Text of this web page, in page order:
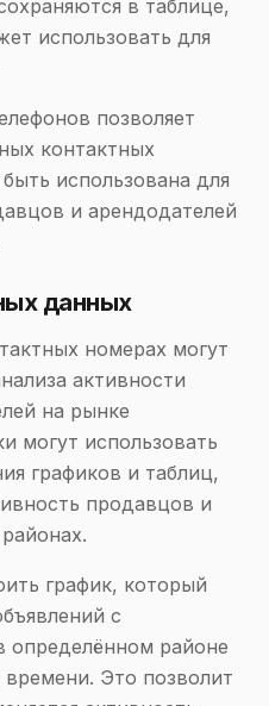
в таблице,
использовать для
позволяет
контактных
использована для
и арендодателей
данных
номерах могут
активности
на рынке
могут использовать
графиков и таблиц,
продавцов и
график, который
с
определённом районе
Это позволит